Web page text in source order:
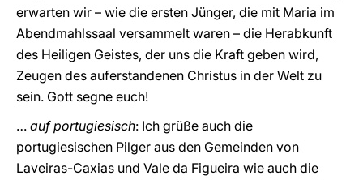
erwarten wir – wie die ersten Jünger, die mit Maria im
Abendmahlssaal versammelt waren – die Herabkunft
des Heiligen Geistes, der uns die Kraft geben wird,
Zeugen des auferstandenen Christus in der Welt zu
sein. Gott segne euch!
… auf portugiesisch: Ich grüße auch die
portugiesischen Pilger aus den Gemeinden von
Laveiras-Caxias und Vale da Figueira wie auch die